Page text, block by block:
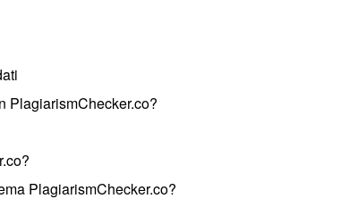
PlagiarismChecker.co?
PlagiarismChecker.co?